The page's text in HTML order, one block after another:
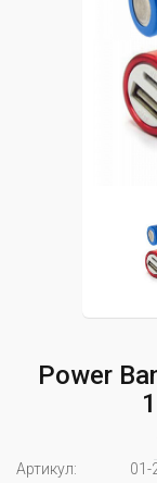
Power
Артикул:
01-